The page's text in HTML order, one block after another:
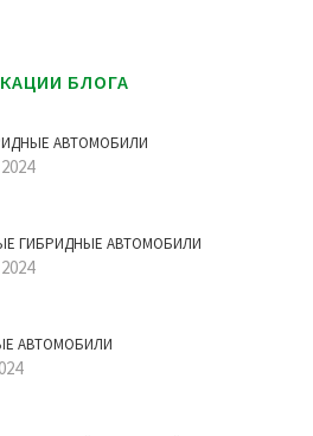
БЛОГА
АВТОМОБИЛИ
ГИБРИДНЫЕ АВТОМОБИЛИ
АВТОМОБИЛИ